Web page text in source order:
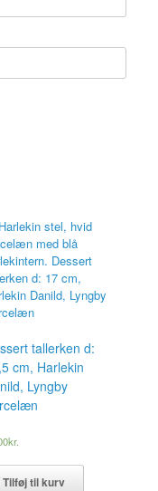
tallerken d:
cm, Harlekin
Lyngby
kr.
Tilføj til kurv